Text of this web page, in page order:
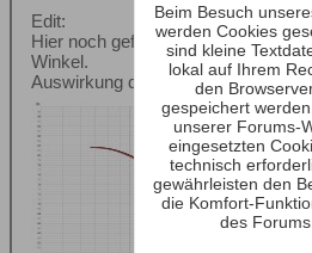
Edit:
Hier noch gefensterte Messung
Winkel.
Auswirkung des Sperrkreises:
Beim Besuch
werden Cookies
sind kleine
lokal auf Ihrem
den
gespeichert
unserer Forums-
eingesetzten
technisch
gewährleisten den
die Komfort-
des Forums.